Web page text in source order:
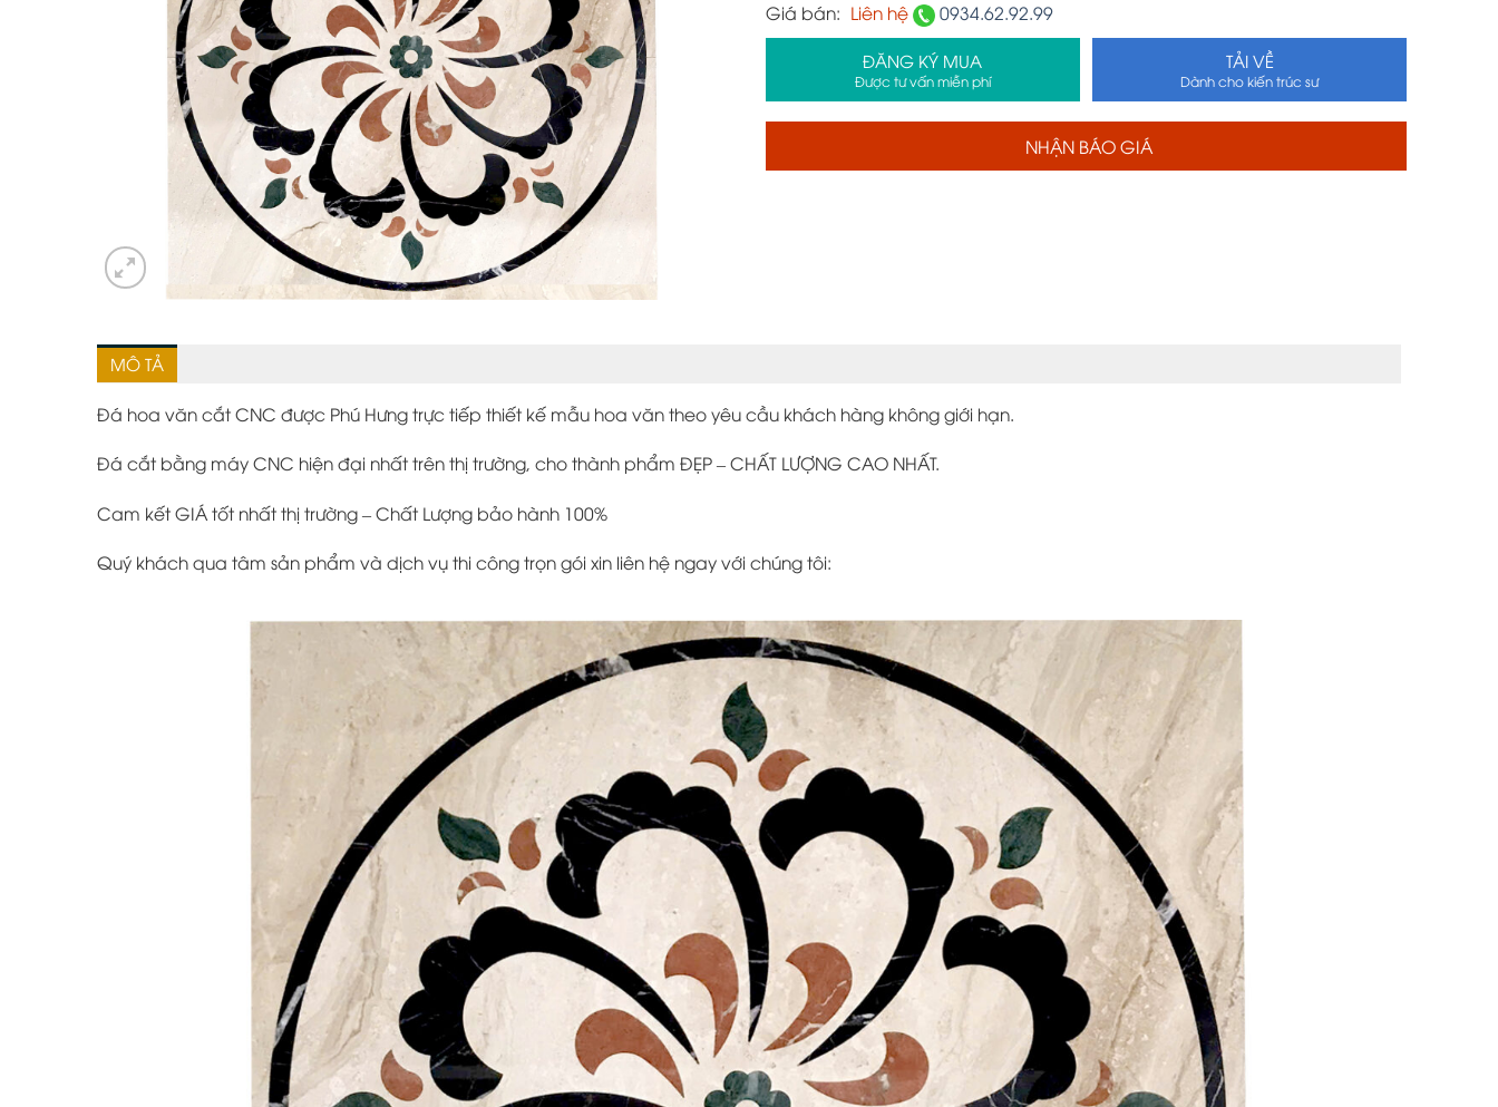
Giá bán: Liên hệ 0934.62.92.99
ĐĂNG KÝ MUA
Được tư vấn miễn phí
TẢI VỀ
Dành cho kiến trúc sư
NHẬN BÁO GIÁ
MÔ TẢ
Đá hoa văn cắt CNC được Phú Hưng trực tiếp thiết kế mẫu hoa văn theo yêu cầu khách hàng không giới hạn.
Đá cắt bằng máy CNC hiện đại nhất trên thị trường, cho thành phẩm ĐẸP – CHẤT LƯỢNG CAO NHẤT.
Cam kết GIÁ tốt nhất thị trường – Chất Lượng bảo hành 100%
Quý khách qua tâm sản phẩm và dịch vụ thi công trọn gói xin liên hệ ngay với chúng tôi: